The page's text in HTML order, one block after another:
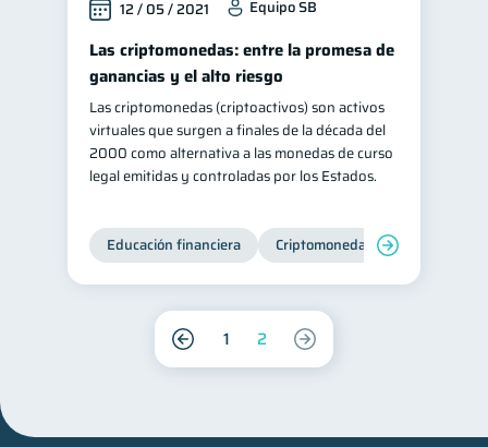
12 / 05 / 2021 Equipo SB
Las criptomonedas: entre la promesa de
ganancias y el alto riesgo
Las criptomonedas (criptoactivos) son activos
virtuales que surgen a finales de la década del
2000 como alternativa a las monedas de curso
legal emitidas y controladas por los Estados.
Educación financiera Criptomonedas
1 2